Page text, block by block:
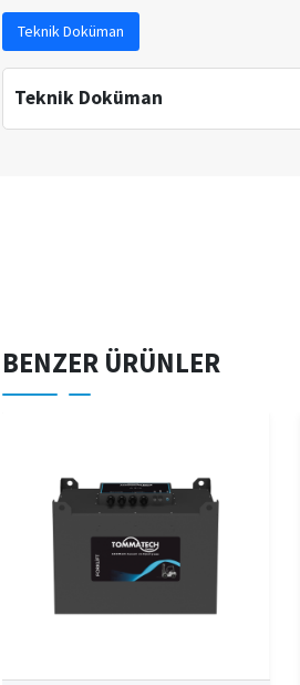
Teknik Doküman
Teknik Doküman
BENZER ÜRÜNLER